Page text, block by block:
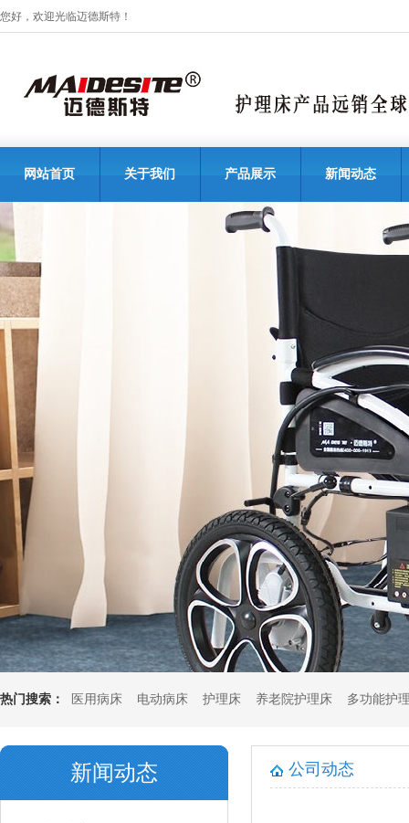
您好，欢迎光临迈德斯特！
网站首页 关于我们 产品展示 新闻动态
热门搜索： 医用病床 电动病床 护理床 养老院护理床 多功能护
垫 多功能坐垫
新闻动态 公司动态